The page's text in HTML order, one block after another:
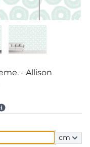
- Allison
cm